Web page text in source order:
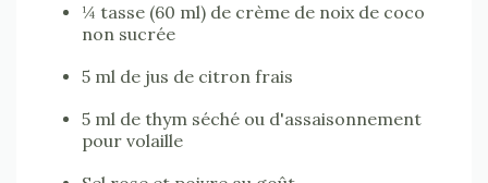
¼ tasse (60 ml) de crème de noix de coco
non sucrée
5 ml de jus de citron frais
5 ml de thym séché ou d'assaisonnement
pour volaille